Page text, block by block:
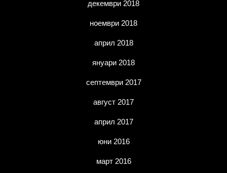
декември 2018
ноември 2018
април 2018
януари 2018
септември 2017
август 2017
април 2017
юни 2016
март 2016